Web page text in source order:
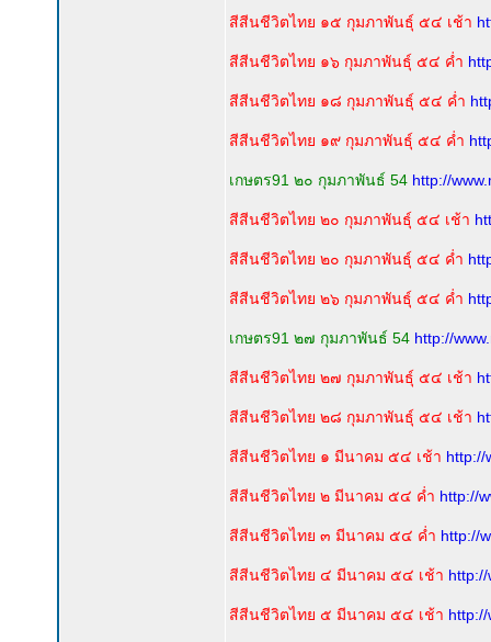
สีสีนชีวิตไทย ๑๕ กุมภาพันธุ์ ๕๔ เช้า
สีสีนชีวิตไทย ๑๖ กุมภาพันธุ์ ๕๔ ค่ำ
สีสีนชีวิตไทย ๑๘ กุมภาพันธุ์ ๕๔ ค่ำ
สีสีนชีวิตไทย ๑๙ กุมภาพันธุ์ ๕๔ ค่ำ
เกษตร91 ๒๐ กุมภาพันธ์ 54 http://
สีสีนชีวิตไทย ๒๐ กุมภาพันธุ์ ๕๔ เช้า
สีสีนชีวิตไทย ๒๐ กุมภาพันธุ์ ๕๔ ค่ำ
สีสีนชีวิตไทย ๒๖ กุมภาพันธุ์ ๕๔ ค่ำ
เกษตร91 ๒๗ กุมภาพันธ์ 54 http://
สีสีนชีวิตไทย ๒๗ กุมภาพันธุ์ ๕๔ เช้า
สีสีนชีวิตไทย ๒๘ กุมภาพันธุ์ ๕๔ เช้า
สีสีนชีวิตไทย ๑ มีนาคม ๕๔ เช้า http://
สีสีนชีวิตไทย ๒ มีนาคม ๕๔ ค่ำ http://
สีสีนชีวิตไทย ๓ มีนาคม ๕๔ ค่ำ http://
สีสีนชีวิตไทย ๔ มีนาคม ๕๔ เช้า
สีสีนชีวิตไทย ๕ มีนาคม ๕๔ เช้า